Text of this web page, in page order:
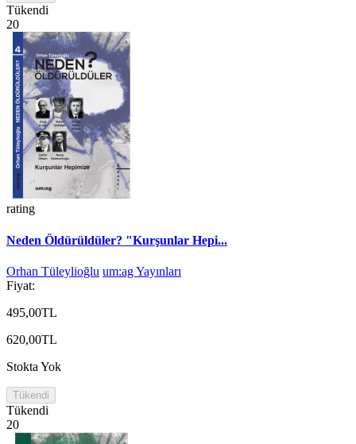
Tükendi
20
rating
Neden Öldürüldüler? "Kurşunlar Hepi...
Orhan Tüleylioğlu um:ag Yayınları
Fiyat:
495,00TL
620,00TL
Stokta Yok
Tükendi
Tükendi
20